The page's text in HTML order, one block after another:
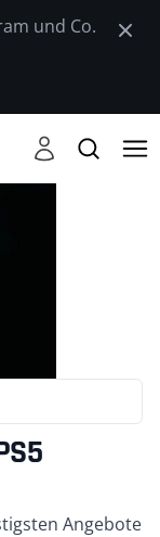
und Co.
Angebote